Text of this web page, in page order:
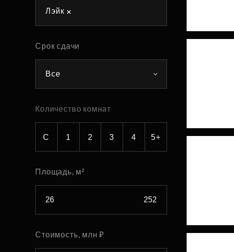
Рефинансирование
Лэйк
Срок сдачи
Все
Количество комнат
С 1 2 3 4 5+
Площадь, м²
Стоимость, млн ₽